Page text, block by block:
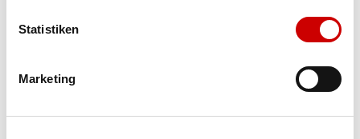
Statistiken
Marketing
Wähle eine Variante für die Verfügbarkeitsprüfung